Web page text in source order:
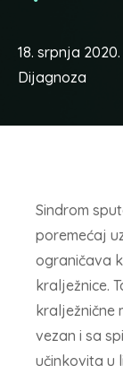
18. srpnja 2020.
Dijagnoza
Sindrom
poremećaj
ograničava
kralježnice.
kralježnične
vezan i sa
učinkovita u